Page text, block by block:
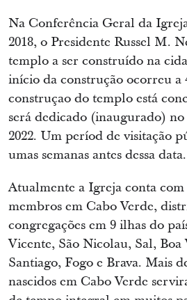
Na Conferência Geral da
2018, o Presidente Russel M.
templo a ser construído na
início da construção ocorreu a
construçao do templo está
será dedicado (inaugurado)
2022. Um períod de visitação
umas semanas antes dessa data.
Atualmente a Igreja conta com
membros em Cabo Verde,
congregações em 9 ilhas do
Vicente, São Nicolau, Sal, Boa
Santiago, Fogo e Brava. Mais
nascidos em Cabo Verde